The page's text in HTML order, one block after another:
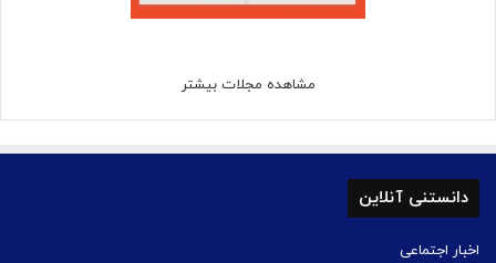
مشاهده مجلات بیشتر
دانستنی آنلاین
اخبار اجتماعی